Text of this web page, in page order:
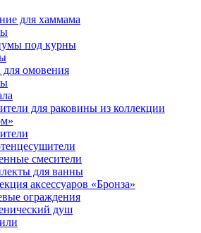
для хаммама
под курны
омовения
для раковины из коллекции
смесители
для ванны
аксессуаров «Бронза»
ограждения
душ